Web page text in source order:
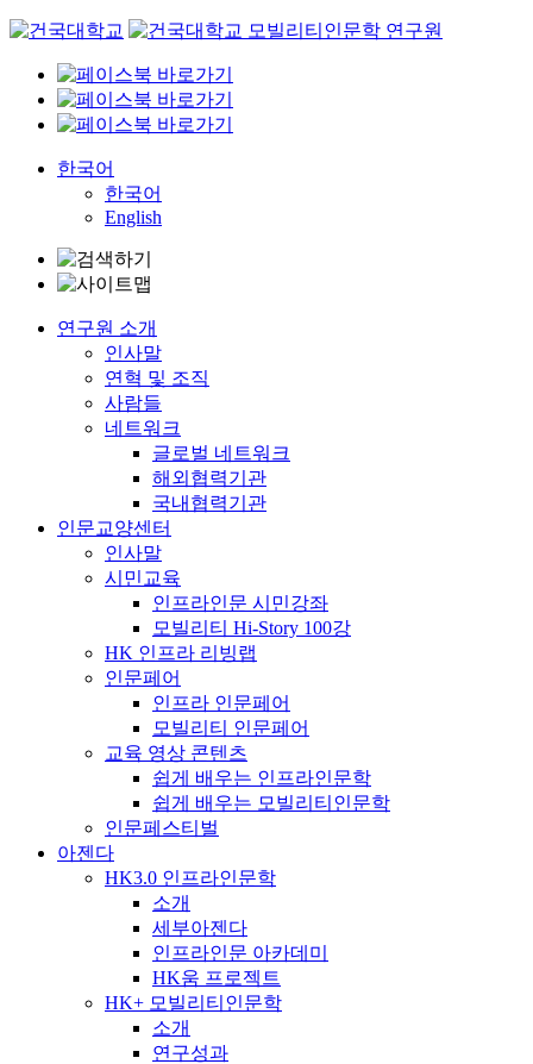
Skip
content
한국어
한국어
English
연구원 소개
인사말
연혁 및 조직
사람들
네트워크
글로벌 네트워크
해외협력기관
국내협력기관
인문교양센터
인사말
시민교육
인프라인문 시민강좌
모빌리티 Hi-Story 100강
HK 인프라 리빙랩
인문페어
인프라 인문페어
모빌리티 인문페어
교육 영상 콘텐츠
쉽게 배우는 인프라인문학
쉽게 배우는 모빌리티인문학
인문페스티벌
아젠다
HK3.0 인프라인문학
소개
세부아젠다
인프라인문 아카데미
HK움 프로젝트
HK+ 모빌리티인문학
소개
연구성과